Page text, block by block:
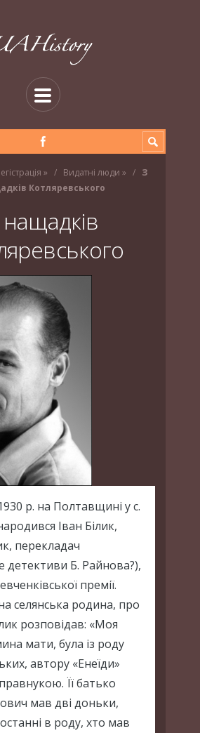
» Видатні люди »
З
Котляревського
р. на Полтавщині у с.
Іван Білик,
перекладач
детективи Б. Райнова?),
премії.
селянська родина, про
розповідав: «Моя
мати, була із роду
автору «Енеїди»
Її батько
мав дві доньки,
в роду, хто мав